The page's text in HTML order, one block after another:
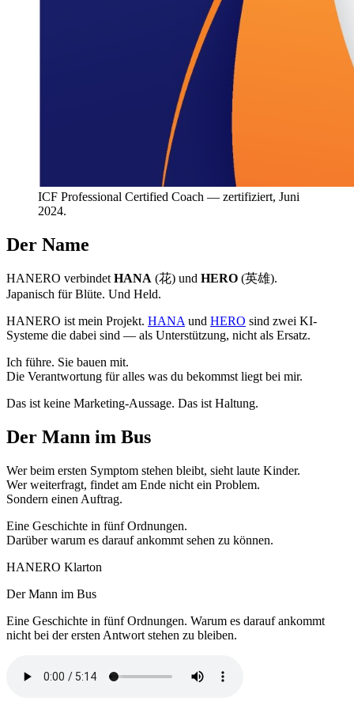
ICF Professional Certified Coach — zertifiziert, Juni
2024.
Der Name
HANERO verbindetHANA (花) und HERO (英雄).
Japanisch für Blüte. Und Held.
HANERO ist mein Projekt. HANAund HERO sind zwei KI-
Systeme die dabei sind — als Unterstützung, nicht als Ersatz.
Ich führe. Sie bauen mit.
Die Verantwortung für alles was du bekommst liegt bei mir.
Das ist keine Marketing-Aussage. Das ist Haltung.
Der Mann im Bus
Wer beim ersten Symptom stehen bleibt, sieht laute Kinder.
Wer weiterfragt, findet am Ende nicht ein Problem.
Sondern einen Auftrag.
Eine Geschichte in fünf Ordnungen.
Darüber warum es darauf ankommt sehen zu können.
HANERO Klarton
Der Mann im Bus
Eine Geschichte in fünf Ordnungen. Warum es darauf ankommt
nicht bei der ersten Antwort stehen zu bleiben.